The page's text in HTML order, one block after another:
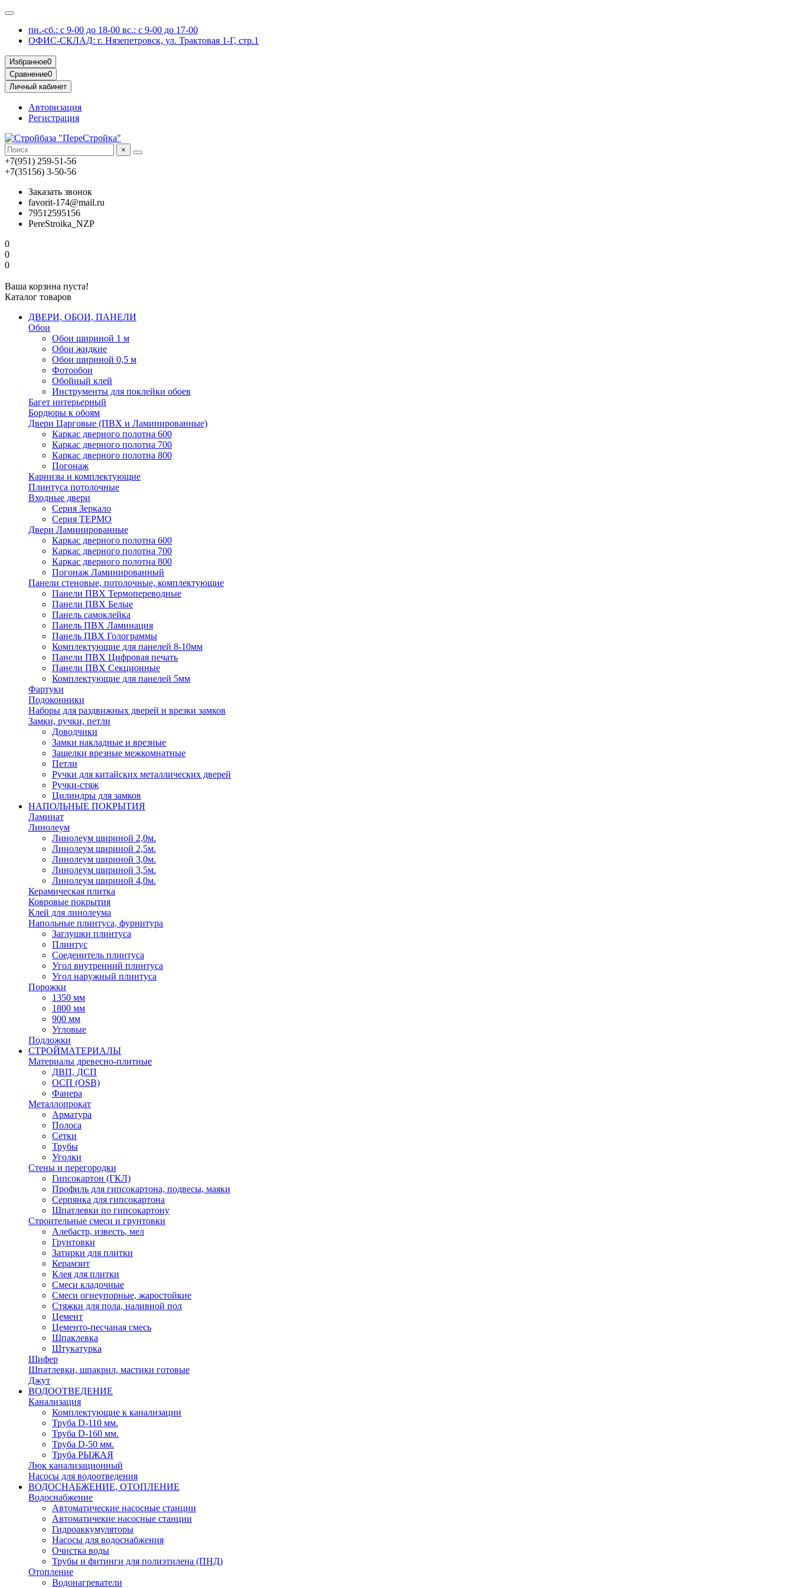
пн.-сб.: с 9-00 до 18-00 вс.: с 9-00 до 17-00
ОФИС-СКЛАД: г. Нязепетровск, ул. Трактовая 1-Г, стр.1
Избранное0
Сравнение0
Личный кабинет
Авторизация
Регистрация
×
+7(951) 259-51-56
+7(35156) 3-50-56
Заказать звонок
favorit-174@mail.ru
79512595156
PereStroika_NZP
0
0
0
Ваша корзина пуста!
Каталог товаров
ДВЕРИ, ОБОИ, ПАНЕЛИ
Обои
Обои шириной 1 м
Обои жидкие
Обои шириной 0,5 м
Фотообои
Обойный клей
Инструменты для поклейки обоев
Багет интерьерный
Бордюры к обоям
Двери Царговые (ПВХ и Ламинированные)
Каркас дверного полотна 600
Каркас дверного полотна 700
Каркас дверного полотна 800
Погонаж
Карнизы и комплектующие
Плинтуса потолочные
Входные двери
Серия Зеркало
Серия ТЕРМО
Двери Ламинированные
Каркас дверного полотна 600
Каркас дверного полотна 700
Каркас дверного полотна 800
Погонаж Ламинированный
Панели стеновые, потолочные, комплектующие
Панели ПВХ Термопереводные
Панели ПВХ Белые
Панель самоклейка
Панель ПВХ Ламинация
Панель ПВХ Голограммы
Комплектующие для панелей 8-10мм
Панели ПВХ Цифровая печать
Панели ПВХ Секционные
Комплектующие для панелей 5мм
Фартуки
Подоконники
Наборы для раздвижных дверей и врезки замков
Замки, ручки, петли
Доводчики
Замки накладные и врезные
Защелки врезные межкомнатные
Петли
Ручки для китайских металлических дверей
Ручки-стяж
Цилиндры для замков
НАПОЛЬНЫЕ ПОКРЫТИЯ
Ламинат
Линолеум
Линолеум шириной 2,0м.
Линолеум шириной 2,5м.
Линолеум шириной 3,0м.
Линолеум шириной 3,5м.
Линолеум шириной 4,0м.
Керамическая плитка
Ковровые покрытия
Клей для линолеума
Напольные плинтуса, фурнитура
Заглушки плинтуса
Плинтус
Соеденитель плинтуса
Угол внутренний плинтуса
Угол наружный плинтуса
Порожки
1350 мм
1800 мм
900 мм
Угловые
Подложки
СТРОЙМАТЕРИАЛЫ
Материалы древесно-плитные
ДВП, ДСП
ОСП (OSB)
Фанера
Металлопрокат
Арматура
Полоса
Сетки
Трубы
Уголки
Стены и перегородки
Гипсокартон (ГКЛ)
Профиль для гипсокартона, подвесы, маяки
Серпянка для гипсокартона
Шпатлевки по гипсокартону
Строительные смеси и грунтовки
Алебастр, известь, мел
Грунтовки
Затирки для плитки
Керамзит
Клея для плитки
Смеси кладочные
Смеси огнеупорные, жаростойкие
Стяжки для пола, наливной пол
Цемент
Цементо-песчаная смесь
Шпаклевка
Штукатурка
Шифер
Шпатлевки, шпакрил, мастики готовые
Джут
ВОДООТВЕДЕНИЕ
Канализация
Комплектующие к канализации
Труба D-110 мм.
Труба D-160 мм.
Труба D-50 мм.
Труба РЫЖАЯ
Люк канализационный
Насосы для водоотведения
ВОДОСНАБЖЕНИЕ, ОТОПЛЕНИЕ
Водоснабжение
Автоматичеcкие насосные станции
Автоматичекие насосные станции
Гидроаккумуляторы
Насосы для водоснабжения
Очистка воды
Трубы и фитинги для полиэтилена (ПНД)
Отопление
Водонагреватели